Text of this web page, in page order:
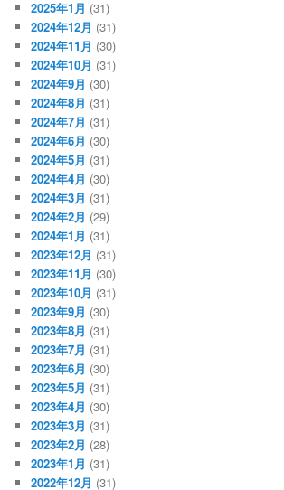
2025年1月 (31)
2024年12月 (31)
2024年11月 (30)
2024年10月 (31)
2024年9月 (30)
2024年8月 (31)
2024年7月 (31)
2024年6月 (30)
2024年5月 (31)
2024年4月 (30)
2024年3月 (31)
2024年2月 (29)
2024年1月 (31)
2023年12月 (31)
2023年11月 (30)
2023年10月 (31)
2023年9月 (30)
2023年8月 (31)
2023年7月 (31)
2023年6月 (30)
2023年5月 (31)
2023年4月 (30)
2023年3月 (31)
2023年2月 (28)
2023年1月 (31)
2022年12月 (31)